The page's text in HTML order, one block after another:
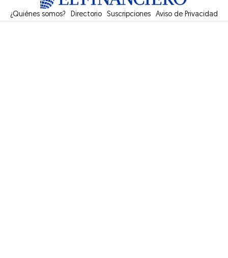
¿Quiénes somos? Directorio Suscripciones Opens in new window
Aviso de Privacidad